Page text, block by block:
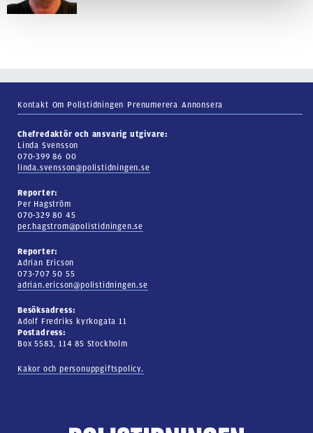
Kontakt Om Polistidningen Prenumerera Annonsera
Chefredaktör och ansvarig utgivare:
Linda Svensson
070-399 86 00
linda.svensson@polistidningen.se
Reporter:
Per Hagström
070-329 80 45
per.hagstrom@polistidningen.se
Reporter:
Adrian Ericson
073-707 50 55
adrian.ericson@polistidningen.se
Besöksadress:
Adolf Fredriks kyrkogata 11
Postadress:
Box 5583, 114 85 Stockholm
Kakor och personuppgiftspolicy.